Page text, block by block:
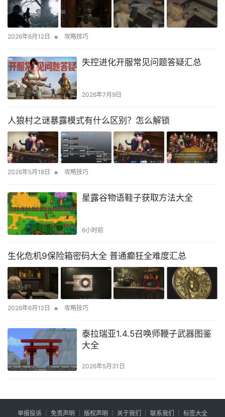
2026年6月12日 • 攻略技巧
失控进化开服常见问题答疑汇总
2026年7月9日
人狼村之谜暴露模式有什么区别？怎么解锁
2026年5月18日 • 攻略技巧
星露谷物语鞋子获取方法大全
6小时前
生化危机9保险箱密码大全 普通癫狂全难度汇总
2026年6月12日 • 攻略技巧
泰拉瑞亚1.4.5召唤师鞭子武器图鉴
大全
2026年5月31日
举报投诉 ┊ 免责声明 ┊ 版权声明 ┊ 关于我们 ┊ 联系我们 ┊ 标签大全